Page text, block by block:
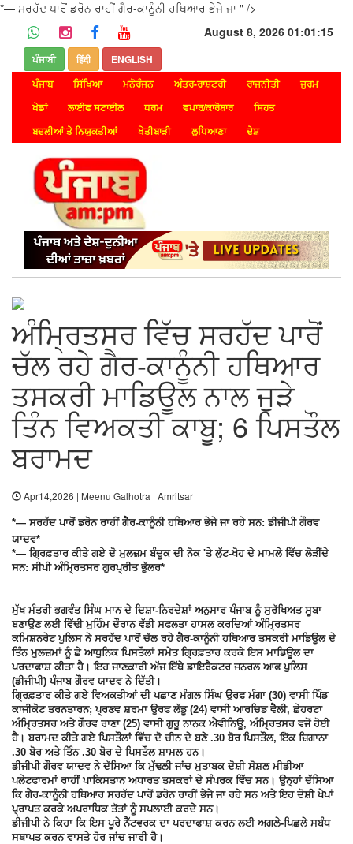
*— ਸਰਹੱਦ ਪਾਰੋਂ ਡਰੋਨ ਰਾਹੀਂ ਗੈਰ-ਕਾਨੂੰਨੀ ਹਥਿਆਰ ਭੇਜੇ ਜਾ " />
August 8, 2026 01:01:15
ਪੰਜਾਬੀ हिंदी
ENGLISH
ਪੰਜਾਬ
ਸਿੱਖਿਆ ਮਨੋਰੰਜਨ ਅੰਤਰ-ਰਾਸ਼ਟਰੀ ਰਾਜਨੀਤੀ
ਜੁਰਮ
ਖੇਡਾਂ
ਲਾਈਫ ਸਟਾਈਲ ਧਰਮ ਵਪਾਰ/ਕਾਰੋਬਾਰ
ਸਿਹਤ
ਬਦਲੀਆਂ ਤੇ ਨਿਯੁਕਤੀਆਂ
ਖੇਤੀਬਾੜੀ ਲੁਧਿਆਣਾ ਦੇਸ਼
ਅੰਮ੍ਰਿਤਸਰ ਵਿੱਚ ਸਰਹੱਦ ਪਾਰੋਂ
ਚੱਲ ਰਹੇ ਗੈਰ-ਕਾਨੂੰਨੀ ਹਥਿਆਰ
ਤਸਕਰੀ ਮਾਡਿਊਲ ਨਾਲ ਜੁੜੇ
ਤਿੰਨ ਵਿਅਕਤੀ ਕਾਬੂ; 6 ਪਿਸਤੌਲ
ਬਰਾਮਦ
Apr14,2026 | Meenu Galhotra | Amritsar
*— ਸਰਹੱਦ ਪਾਰੋਂ ਡਰੋਨ ਰਾਹੀਂ ਗੈਰ-ਕਾਨੂੰਨੀ ਹਥਿਆਰ ਭੇਜੇ ਜਾ ਰਹੇ ਸਨ: ਡੀਜੀਪੀ ਗੌਰਵ
ਯਾਦਵ*
*— ਗ੍ਰਿਫ਼ਤਾਰ ਕੀਤੇ ਗਏ ਦੋ ਮੁਲਜ਼ਮ ਬੰਦੂਕ ਦੀ ਨੋਕ 'ਤੇ ਲੁੱਟ-ਖੋਹ ਦੇ ਮਾਮਲੇ ਵਿੱਚ ਲੋੜੀਂਦੇ
ਸਨ: ਸੀਪੀ ਅੰਮ੍ਰਿਤਸਰ ਗੁਰਪ੍ਰੀਤ ਭੁੱਲਰ*
ਮੁੱਖ ਮੰਤਰੀ ਭਗਵੰਤ ਸਿੰਘ ਮਾਨ ਦੇ ਦਿਸ਼ਾ-ਨਿਰਦੇਸ਼ਾਂ ਅਨੁਸਾਰ ਪੰਜਾਬ ਨੂੰ ਸੁਰੱਖਿਅਤ ਸੂਬਾ
ਬਣਾਉਣ ਲਈ ਵਿੱਢੀ ਮੁਹਿੰਮ ਦੌਰਾਨ ਵੱਡੀ ਸਫਲਤਾ ਹਾਸਲ ਕਰਦਿਆਂ ਅੰਮ੍ਰਿਤਸਰ
ਕਮਿਸ਼ਨਰੇਟ ਪੁਲਿਸ ਨੇ ਸਰਹੱਦ ਪਾਰੋਂ ਚੱਲ ਰਹੇ ਗੈਰ-ਕਾਨੂੰਨੀ ਹਥਿਆਰ ਤਸਕਰੀ ਮਾਡਿਊਲ ਦੇ
ਤਿੰਨ ਮੁਲਜ਼ਮਾਂ ਨੂੰ ਛੇ ਆਧੁਨਿਕ ਪਿਸਤੌਲਾਂ ਸਮੇਤ ਗ੍ਰਿਫ਼ਤਾਰ ਕਰਕੇ ਇਸ ਮਾਡਿਊਲ ਦਾ
ਪਰਦਾਫਾਸ਼ ਕੀਤਾ ਹੈ। ਇਹ ਜਾਣਕਾਰੀ ਅੱਜ ਇੱਥੇ ਡਾਇਰੈਕਟਰ ਜਨਰਲ ਆਫ ਪੁਲਿਸ
(ਡੀਜੀਪੀ) ਪੰਜਾਬ ਗੌਰਵ ਯਾਦਵ ਨੇ ਦਿੱਤੀ।
ਗ੍ਰਿਫ਼ਤਾਰ ਕੀਤੇ ਗਏ ਵਿਅਕਤੀਆਂ ਦੀ ਪਛਾਣ ਮੰਗਲ ਸਿੰਘ ਉਰਫ ਮੰਗਾ (30) ਵਾਸੀ ਪਿੰਡ
ਕਾਜੀਕੋਟ ਤਰਨਤਾਰਨ; ਪ੍ਰਣਵ ਸ਼ਰਮਾ ਉਰਫ ਲੱਡੂ (24) ਵਾਸੀ ਆਰਚਿਡ ਵੈਲੀ, ਛੇਹਰਟਾ
ਅੰਮ੍ਰਿਤਸਰ ਅਤੇ ਗੌਰਵ ਰਾਣਾ (25) ਵਾਸੀ ਗੁਰੂ ਨਾਨਕ ਐਵੀਨਿਊ, ਅੰਮ੍ਰਿਤਸਰ ਵਜੋਂ ਹੋਈ
ਹੈ। ਬਰਾਮਦ ਕੀਤੇ ਗਏ ਪਿਸਤੌਲਾਂ ਵਿੱਚ ਦੋ ਚੀਨ ਦੇ ਬਣੇ .30 ਬੋਰ ਪਿਸਤੌਲ, ਇੱਕ ਜ਼ਿਗਾਨਾ
.30 ਬੋਰ ਅਤੇ ਤਿੰਨ .30 ਬੋਰ ਦੇ ਪਿਸਤੌਲ ਸ਼ਾਮਲ ਹਨ।
ਡੀਜੀਪੀ ਗੌਰਵ ਯਾਦਵ ਨੇ ਦੱਸਿਆ ਕਿ ਮੁੱਢਲੀ ਜਾਂਚ ਮੁਤਾਬਕ ਦੋਸ਼ੀ ਸੋਸ਼ਲ ਮੀਡੀਆ
ਪਲੇਟਫਾਰਮਾਂ ਰਾਹੀਂ ਪਾਕਿਸਤਾਨ ਅਧਾਰਤ ਤਸਕਰਾਂ ਦੇ ਸੰਪਰਕ ਵਿੱਚ ਸਨ। ਉਨ੍ਹਾਂ ਦੱਸਿਆ
ਕਿ ਗੈਰ-ਕਾਨੂੰਨੀ ਹਥਿਆਰ ਸਰਹੱਦ ਪਾਰੋਂ ਡਰੋਨ ਰਾਹੀਂ ਭੇਜੇ ਜਾ ਰਹੇ ਸਨ ਅਤੇ ਇਹ ਦੋਸ਼ੀ ਖੇਪਾਂ
ਪ੍ਰਾਪਤ ਕਰਕੇ ਅਪਰਾਧਿਕ ਤੱਤਾਂ ਨੂੰ ਸਪਲਾਈ ਕਰਦੇ ਸਨ।
ਡੀਜੀਪੀ ਨੇ ਕਿਹਾ ਕਿ ਇਸ ਪੂਰੇ ਨੈੱਟਵਰਕ ਦਾ ਪਰਦਾਫਾਸ਼ ਕਰਨ ਲਈ ਅਗਲੇ-ਪਿਛਲੇ ਸਬੰਧ
ਸਥਾਪਤ ਕਰਨ ਵਾਸਤੇ ਹੋਰ ਜਾਂਚ ਜਾਰੀ ਹੈ।